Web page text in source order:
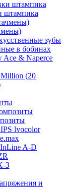
штампика
зубы
в бобинах
Ace & Naperce
Million (20
Ivocolor
A-D
3